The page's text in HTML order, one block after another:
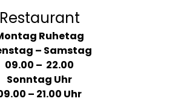
Restaurant
Ruhetag
– Samstag
09.00 – 22.00
Sonntag Uhr
– 21.00 Uhr